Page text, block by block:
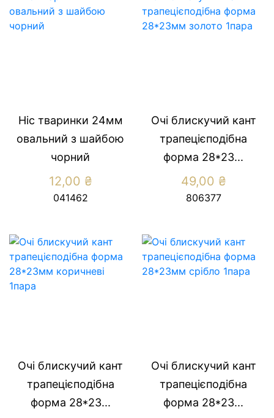
Ніс тваринки 24мм
овальний з шайбою
чорний
12,00 ₴
041462
Очі блискучий кант
трапецієподібна
форма 28*23...
49,00 ₴
806377
Очі блискучий кант
трапецієподібна
форма 28*23...
Очі блискучий кант
трапецієподібна
форма 28*23...